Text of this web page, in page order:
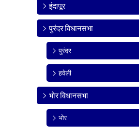
इंदापूर
पुरंदर विधानसभा
पुरंदर
हवेली
भोर विधानसभा
भोर